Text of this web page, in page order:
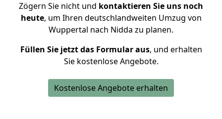
Zögern Sie nicht und kontaktieren Sie uns noch
heute, um Ihren deutschlandweiten Umzug von
Wuppertal nach Nidda zu planen.
Füllen Sie jetzt das Formular aus, und erhalten
Sie kostenlose Angebote.
Kostenlose Angebote erhalten